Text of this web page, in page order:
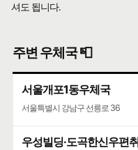
셔도 됩니다.
주변 우체국 📮
서울개포1동우체국
서울특별시 강남구 선릉로 36
우성빌딩·도곡한신우편